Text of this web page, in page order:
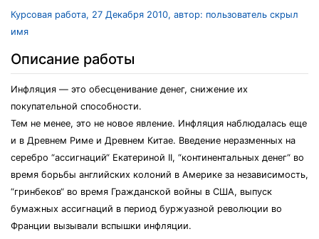
Курсовая работа, 27 Декабря 2010, автор: пользователь скрыл
имя
Описание работы
Инфляция — это обесценивание денег, снижение их
покупательной способности.
Тем не менее, это не новое явление. Инфляция наблюдалась еще
и в Древнем Риме и Древнем Китае. Введение неразменных на
серебро “ассигнаций“ Екатериной II, “континентальных денег“ во
время борьбы английских колоний в Америке за независимость,
“гринбеков“ во время Гражданской войны в США, выпуск
бумажных ассигнаций в период буржуазной революции во
Франции вызывали вспышки инфляции.